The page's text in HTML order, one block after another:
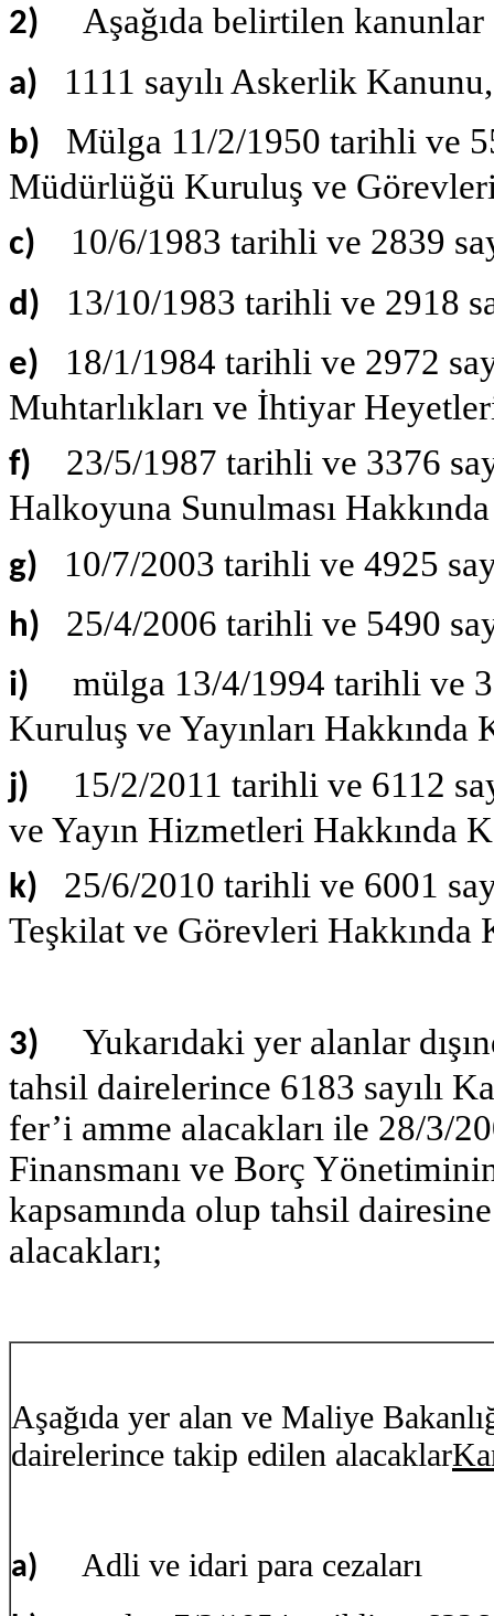
2) Aşağıda belirtilen
a) 1111 sayılı Askerlik Kanunu,
b)
Mülga 11/2/1950 tarihli ve
Müdürlüğü Kuruluş ve
c) 10/6/1983 tarihli ve 2839
d) 13/10/1983 tarihli ve 2918
e)
18/1/1984 tarihli ve 2972
Muhtarlıkları ve İhtiyar
f)
23/5/1987 tarihli ve 3376
Halkoyuna Sunulması
g) 10/7/2003 tarihli ve 4925
h) 25/4/2006 tarihli ve 5490
i)
mülga 13/4/1994 tarihli ve
Kuruluş ve Yayınları Hakkında
j)
15/2/2011 tarihli ve 6112
ve Yayın Hizmetleri Hakkında
k)
25/6/2010 tarihli ve 6001
Teşkilat ve Görevleri Hakkında
3)
Yukarıdaki yer alanlar
tahsil dairelerince 6183 sayılı
fer’i amme alacakları ile 28/3/
Finansmanı ve Borç
kapsamında olup tahsil
alacakları;
Aşağıda yer alan ve Maliye
dairelerince takip edilen alacaklar
a) Adli ve idari para cezaları